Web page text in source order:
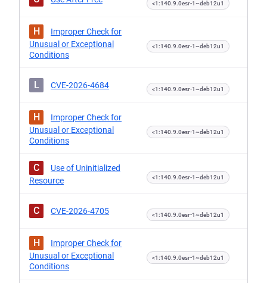
<1:140.9.0esr-1~deb12u1
H
Improper Check for
Unusual or Exceptional
Conditions
<1:140.9.0esr-1~deb12u1
L CVE-2026-4684 <1:140.9.0esr-1~deb12u1
H
Improper Check for
Unusual or Exceptional
Conditions
<1:140.9.0esr-1~deb12u1
C
Use of Uninitialized
Resource
<1:140.9.0esr-1~deb12u1
C CVE-2026-4705 <1:140.9.0esr-1~deb12u1
H
Improper Check for
Unusual or Exceptional
Conditions
<1:140.9.0esr-1~deb12u1